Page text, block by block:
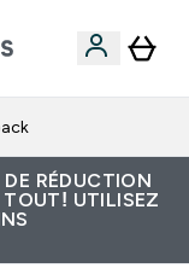
RÉDUCTION
TOUT! UTILISEZ